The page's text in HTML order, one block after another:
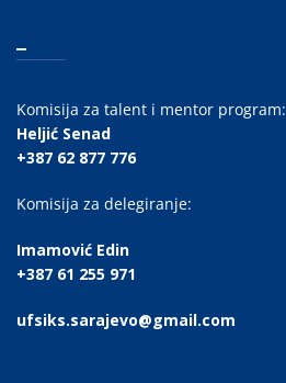
_
Komisija za talent i mentor program:
Heljić Senad
+387 62 877 776
Komisija za delegiranje:
Imamović Edin
+387 61 255 971
ufsiks.sarajevo@gmail.com